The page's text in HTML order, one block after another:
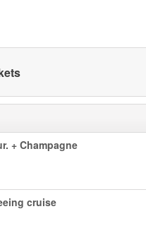
+ Champagne
cruise